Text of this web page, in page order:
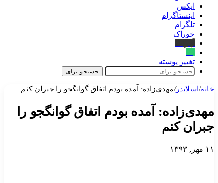
ایکس
اینستاگرام
تلگرام
خوراک
تغییر پوسته
جستجو برای
خانه/ اسلایدر/مهدی‌زاده: آمده بودم اتفاق گوانگجو را جبران کنم
مهدی‌زاده: آمده بودم اتفاق گوانگجو را
جبران کنم
۱۱ مهر, ۱۳۹۳